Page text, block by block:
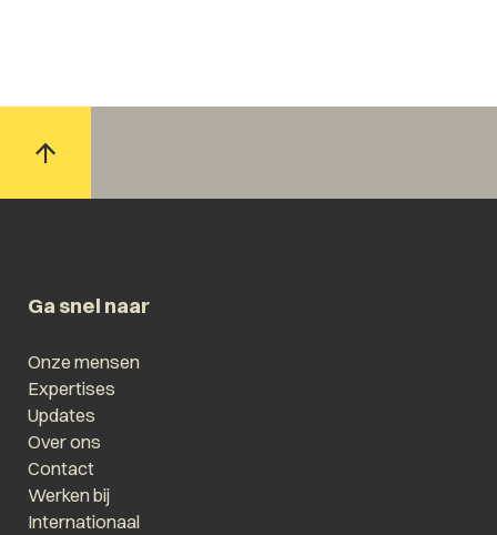
Ga snel naar
Onze mensen
Expertises
Updates
Over ons
Contact
Werken bij
Internationaal